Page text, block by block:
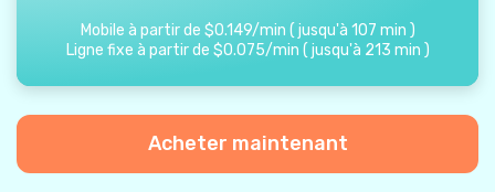
Mobile à partir de $0.149/min ( jusqu'à 107 min )
Ligne fixe à partir de $0.075/min ( jusqu'à 213 min )
Acheter maintenant